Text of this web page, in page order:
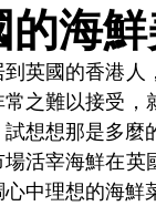
的海
英國的香港人
之難以接受，
想想那是多麼
場活宰海鮮在英
心中理想的海鮮